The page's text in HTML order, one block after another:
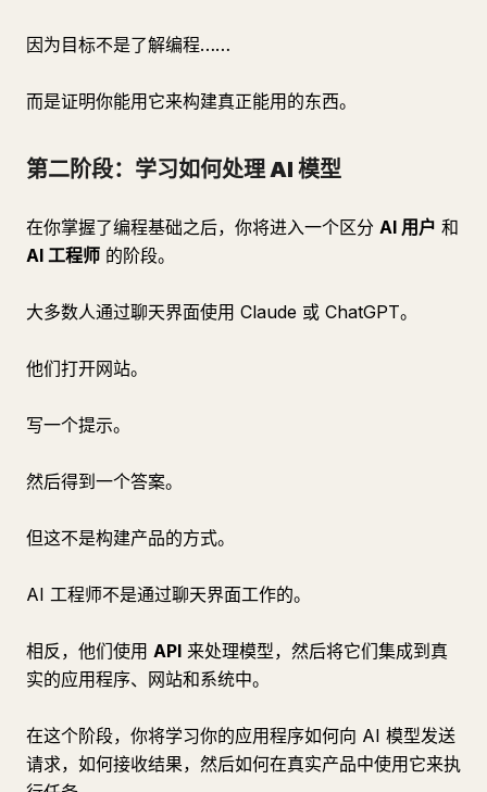
因为目标不是了解编程……
而是证明你能用它来构建真正能用的东西。
第二阶段：学习如何处理 AI 模型
在你掌握了编程基础之后，你将进入一个区分 AI 用户 和
AI 工程师 的阶段。
大多数人通过聊天界面使用 Claude 或 ChatGPT。
他们打开网站。
写一个提示。
然后得到一个答案。
但这不是构建产品的方式。
AI 工程师不是通过聊天界面工作的。
相反，他们使用 API 来处理模型，然后将它们集成到真
实的应用程序、网站和系统中。
在这个阶段，你将学习你的应用程序如何向 AI 模型发送
请求，如何接收结果，然后如何在真实产品中使用它来执